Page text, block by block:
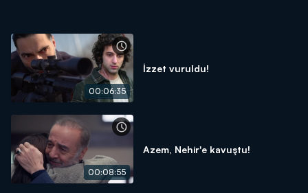
00:06:35
İzzet vuruldu!
00:08:55
Azem, Nehir'e kavuştu!